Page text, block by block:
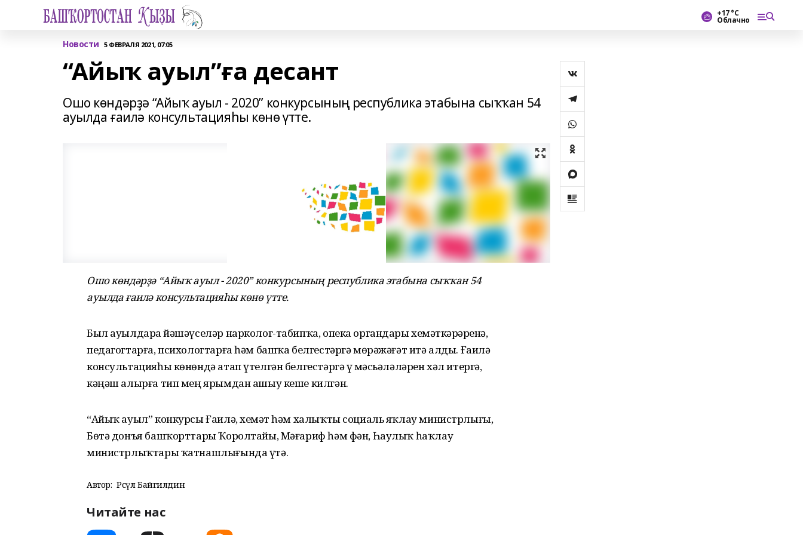
+17 °С
Облачно
Новости 5 ФЕВРАЛЯ 2021, 07:05
“Айыҡ ауыл”ға десант
Ошо көндәрҙә “Айыҡ ауыл - 2020” конкурсының республика этабына сыҡҡан 54
ауылда ғаилә консультацияһы көнө үтте.
Ошо көндәрҙә “Айыҡ ауыл - 2020” конкурсының республика этабына сыҡҡан 54
ауылда ғаилә консультацияһы көнө үтте.
Был ауылдарҙа йәшәүселәр нарколог-табипҡа, опека органдары хеҙмәткәрҙәренә,
педагогтарға, психологтарға һәм башҡа белгестәргә мөрәжәғәт итә алды. Ғаилә
консультацияһы көнөндә атап үтелгән белгестәргә үҙ мәсьәләләрен хәл итергә,
кәңәш алырға тип мең ярымдан ашыу кеше килгән.
“Айыҡ ауыл” конкурсы Ғаилә, хеҙмәт һәм халыҡты социаль яҡлау министрлығы,
Бөтә донъя башҡорттары Ҡоролтайы, Мәғариф һәм фән, Һаулыҡ һаҡлау
министрлыҡтары ҡатнашлығында үтә.
Автор: Рәсүл Байгилдин
Читайте нас